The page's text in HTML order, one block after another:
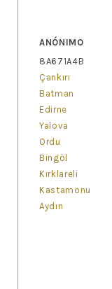
ANÓNIMO
8A671A4B
Çankırı
Batman
Edirne
Yalova
Ordu
Bingöl
Kırklareli
Kastamonu
Aydın